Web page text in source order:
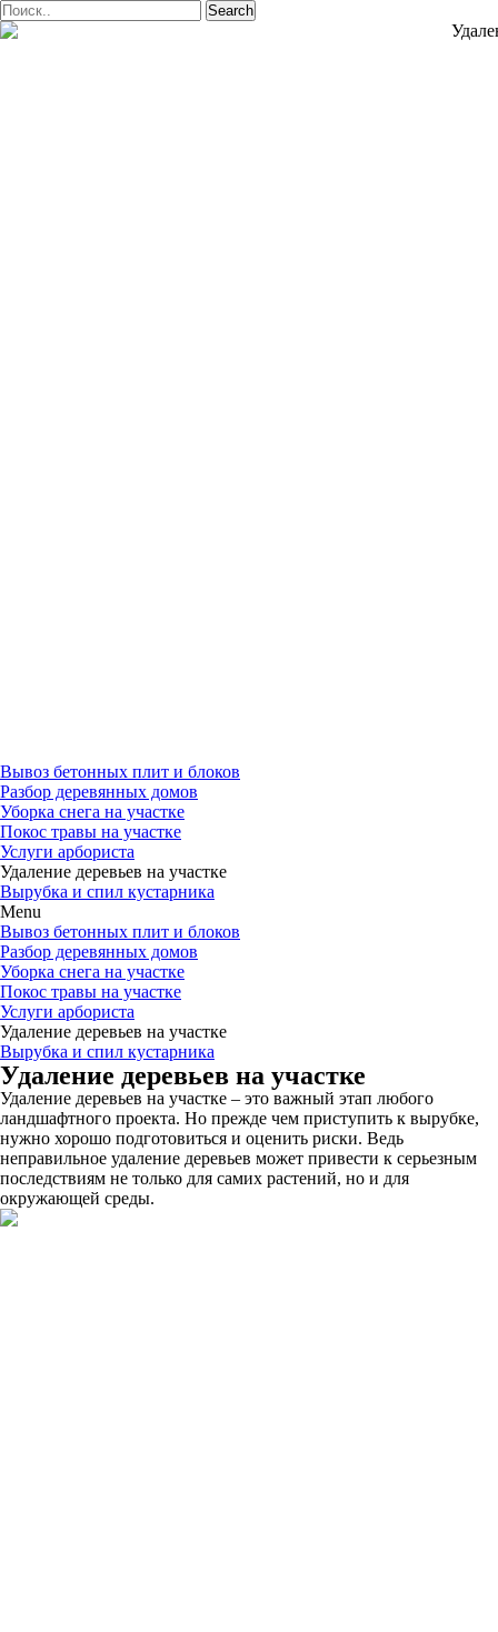
Search
Вывоз бетонных плит и блоков
Разбор деревянных домов
Уборка снега на участке
Покос травы на участке
Услуги арбориста
Удаление деревьев на участке
Вырубка и спил кустарника
Menu
Вывоз бетонных плит и блоков
Разбор деревянных домов
Уборка снега на участке
Покос травы на участке
Услуги арбориста
Удаление деревьев на участке
Вырубка и спил кустарника
Удаление деревьев на участке
Удаление деревьев на участке – это важный этап любого
ландшафтного проекта. Но прежде чем приступить к вырубке,
нужно хорошо подготовиться и оценить риски. Ведь
неправильное удаление деревьев может привести к серьезным
последствиям не только для самих растений, но и для
окружающей среды.